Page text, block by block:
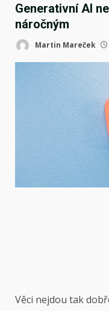
Generativní AI
náročným
Martin Mareček
Věci nejdou tak